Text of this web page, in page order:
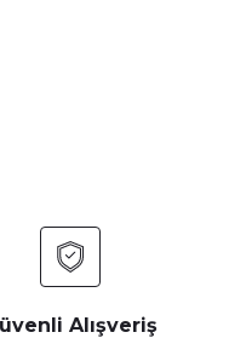
Alışveriş